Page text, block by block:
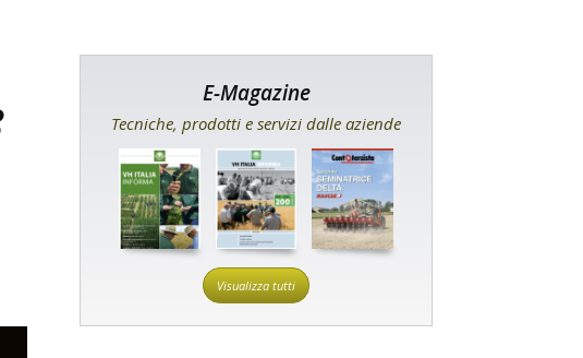
E-Magazine
Tecniche, prodotti e servizi dalle aziende
Visualizza tutti